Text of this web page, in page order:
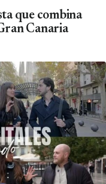
que combina
Canaria